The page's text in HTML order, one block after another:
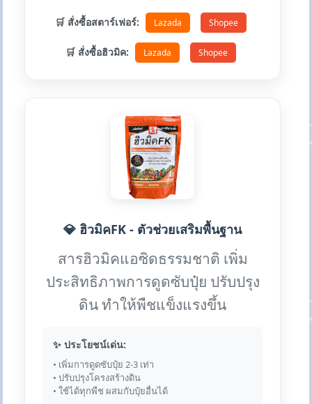
🛒 สั่งซื้อสตาร์เฟอร์: Lazada Shopee
🛒 สั่งซื้อฮิวมิค: Lazada Shopee
💎 ฮิวมิคFK - ตัวช่วยเสริมพื้นฐาน
สารฮิวมิคแอซิดธรรมชาติ เพิ่ม
ประสิทธิภาพการดูดซับปุ๋ย ปรับปรุง
ดิน ทำให้พืชแข็งแรงขึ้น
✨ ประโยชน์เด่น:
• เพิ่มการดูดซับปุ๋ย 2-3 เท่า
• ปรับปรุงโครงสร้างดิน
• ใช้ได้ทุกพืช ผสมกับปุ๋ยอื่นได้